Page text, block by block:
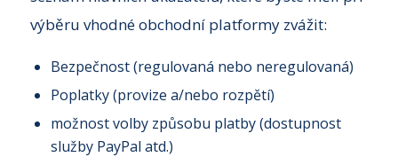
výběru vhodné obchodní platformy zvážit:
Bezpečnost (regulovaná nebo neregulovaná)
Poplatky (provize a/nebo rozpětí)
možnost volby způsobu platby (dostupnost
služby PayPal atd.)